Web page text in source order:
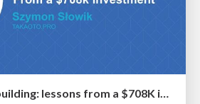
Data-driven link building: lessons from a $708K investment (BrightonSEO talk)